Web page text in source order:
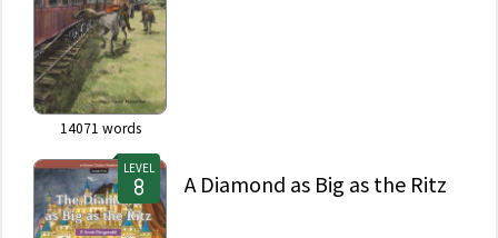
14071 words
LEVEL
A Diamond as Big as the Ritz